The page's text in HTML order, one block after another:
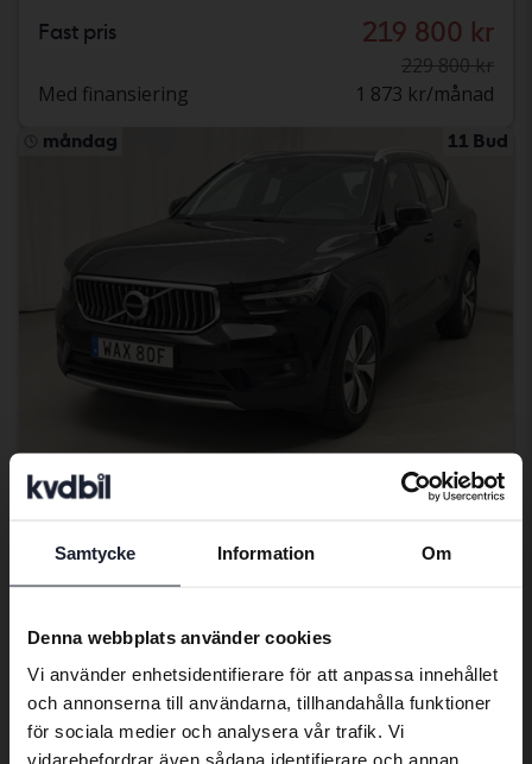
Samtycke Information Om
Denna webbplats använder cookies
Vi använder enhetsidentifierare för att anpassa innehållet
och annonserna till användarna, tillhandahålla funktioner
för sociala medier och analysera vår trafik. Vi
vidarebefordrar även sådana identifierare och annan
Fast pris 219 800 kr
229 800 kr
Med finansiering
1 873 kr/månad
måndag 11 Bud
Testad
T4 FWD Twin Engine
Åkersberga (Runö)
152 000 kr
Med finansiering 1 296 kr/månad
aug 14
Preferred language
We have detected that your browser
Swedish. To better service our friends
abroad we have an English language
site (kvdcars.com) that contains all the